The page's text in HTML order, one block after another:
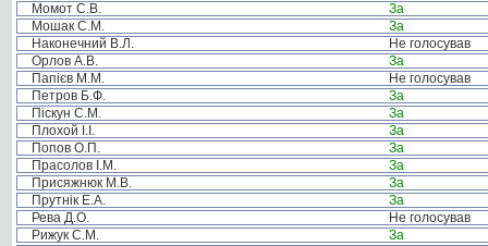
Момот С.В.
За
Мошак С.М.
За
Наконечний В.Л.
Не голосував
Орлов А.В.
За
Папієв М.М.
Не голосував
Петров Б.Ф.
За
Піскун С.М.
За
Плохой І.І.
За
Попов О.П.
За
Прасолов І.М.
За
Присяжнюк М.В.
За
Прутнік Е.А.
За
Рева Д.О.
Не голосував
Рижук С.М.
За